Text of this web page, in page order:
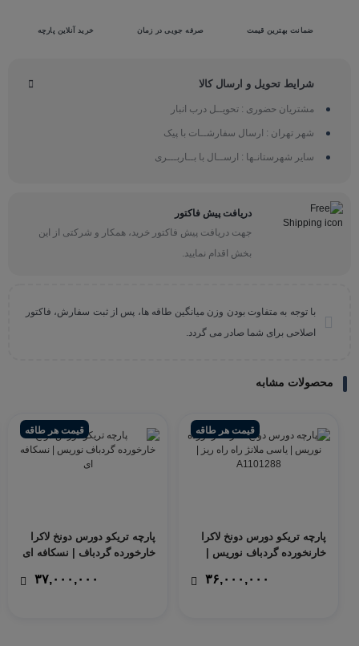
ضمانت بهترین قیمت صرفه جویی در زمان خرید آنلاین پارچه
شرایط تحویل و ارسال کالا
مشتریان حضوری : تحویــل درب انبار
شهر تهران : ارسال سفارشــات با پیک
سایر شهرستانـها : ارســال با بــاربـــری
دریافت پیش فاکتور
جهت دریافت پیش فاکتور خرید، همکار و شرکتی از این
بخش اقدام نمایید.
با توجه به متفاوت بودن وزن میانگین طاقه ها، پس از ثبت سفارش، فاکتور
اصلاحی برای شما صادر می گردد.
محصولات مشابه
قیمت هر طاقه
پارچه تریکو دورس دونخ لاکرا
خارنخورده گردباف نوریس |
۳۶,۰۰۰,۰۰۰
قیمت هر طاقه
پارچه تریکو دورس دونخ لاکرا
خارخورده گردباف | نسکافه ای
۳۷,۰۰۰,۰۰۰